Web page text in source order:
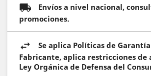
Envíos a nivel nacional,
promociones.
Se aplica Políticas de
Fabricante, aplica restricciones de
Ley Orgánica de Defensa del